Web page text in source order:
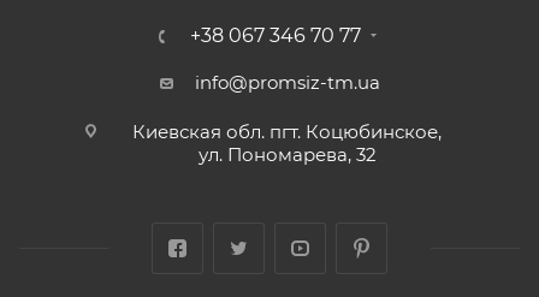
+38 067 346 70 77
info@promsiz-tm.ua
Киевская обл. пгт. Коцюбинское,
ул. Пономарева, 32